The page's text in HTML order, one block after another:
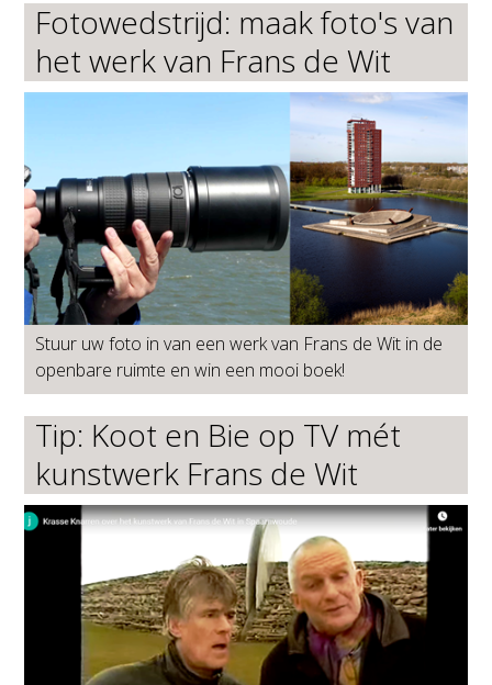
Fotowedstrijd: maak foto's van
het werk van Frans de Wit
Stuur uw foto in van een werk van Frans de Wit in de
openbare ruimte en win een mooi boek!
Tip: Koot en Bie op TV mét
kunstwerk Frans de Wit